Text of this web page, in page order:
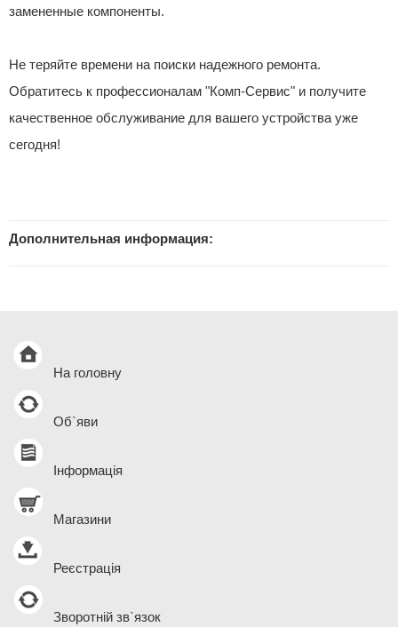
замененные компоненты.
Не теряйте времени на поиски надежного ремонта.
Обратитесь к профессионалам "Комп-Сервис" и получите
качественное обслуживание для вашего устройства уже
сегодня!
Дополнительная информация:
На головну
Об`яви
Інформація
Магазини
Реєстрація
Зворотній зв`язок